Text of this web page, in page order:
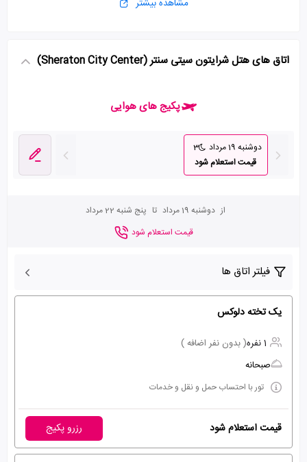
مشاهده بیشتر
اتاق های هتل شرایتون سیتی سنتر (Sheraton City Center)
پکیج های هوایی
دوشنبه 19 مرداد
3
قیمت استعلام شود
از دوشنبه 19 مرداد تا پنج شنبه 22 مرداد
قیمت استعلام شود
فیلتر اتاق ها
یک تخته دلوکس
1 نفره
( بدون نفر اضافه )
صبحانه
تور با احتساب حمل و نقل و خدمات
قیمت استعلام شود رزرو پکیج